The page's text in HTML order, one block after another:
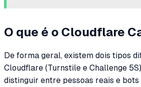
O que é o Cloudflare
De forma geral, existem dois tipos
Cloudflare (Turnstile e Challenge
distinguir entre pessoas reais e